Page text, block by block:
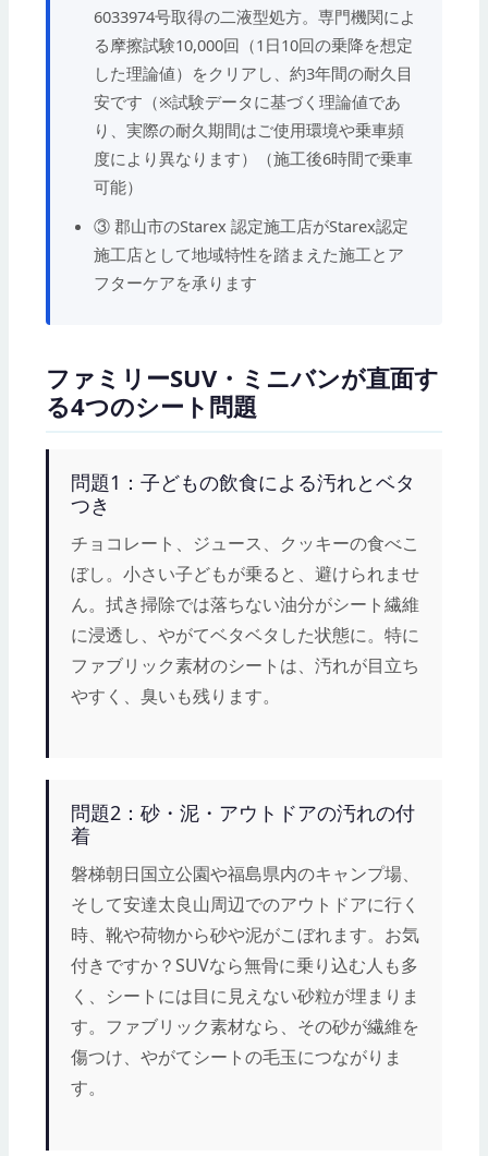
6033974号取得の二液型処方。専門機関によ
る摩擦試験10,000回（1日10回の乗降を想定
した理論値）をクリアし、約3年間の耐久目
安です（※試験データに基づく理論値であ
り、実際の耐久期間はご使用環境や乗車頻
度により異なります）（施工後6時間で乗車
可能）
③ 郡山市のStarex 認定施工店がStarex認定
施工店として地域特性を踏まえた施工とア
フターケアを承ります
ファミリーSUV・ミニバンが直面す
る4つのシート問題
問題1：子どもの飲食による汚れとベタ
つき
チョコレート、ジュース、クッキーの食べこ
ぼし。小さい子どもが乗ると、避けられませ
ん。拭き掃除では落ちない油分がシート繊維
に浸透し、やがてベタベタした状態に。特に
ファブリック素材のシートは、汚れが目立ち
やすく、臭いも残ります。
問題2：砂・泥・アウトドアの汚れの付
着
磐梯朝日国立公園や福島県内のキャンプ場、
そして安達太良山周辺でのアウトドアに行く
時、靴や荷物から砂や泥がこぼれます。お気
付きですか？SUVなら無骨に乗り込む人も多
く、シートには目に見えない砂粒が埋まりま
す。ファブリック素材なら、その砂が繊維を
傷つけ、やがてシートの毛玉につながりま
す。